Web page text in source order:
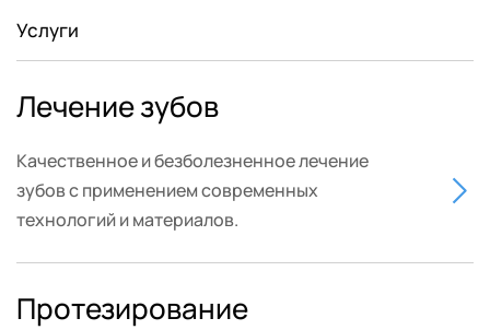
Услуги
Лечение зубов
Качественное и безболезненное лечение
зубов с применением современных
технологий и материалов.
Протезирование